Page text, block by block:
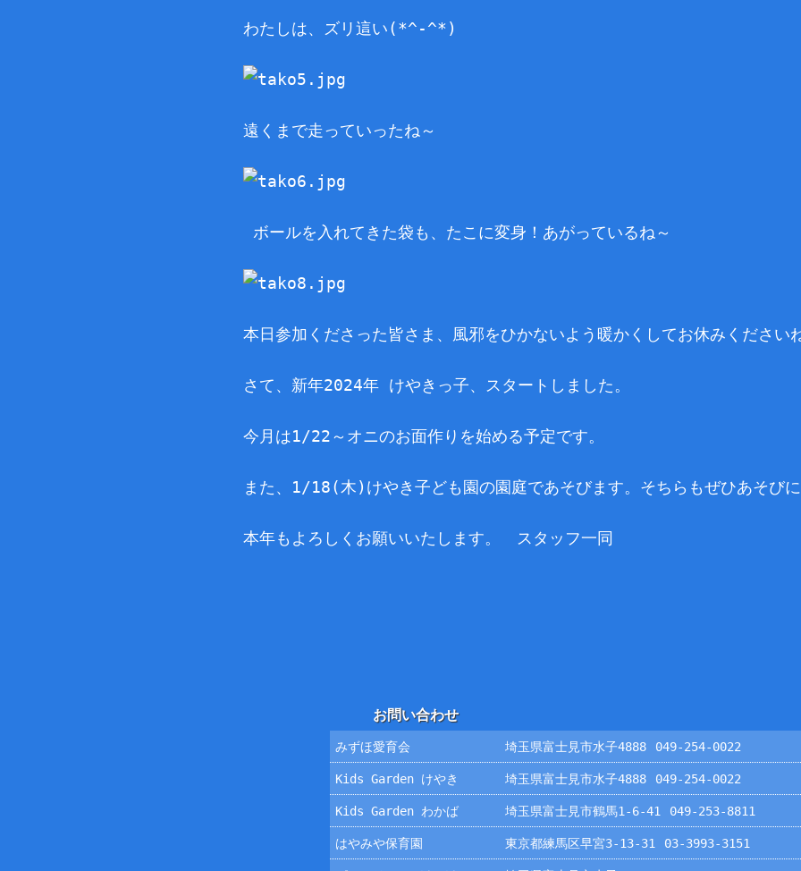
わたしは、ズリ這い(*^-^*)
遠くまで走っていったね～
ボールを入れてきた袋も、たこに変身！あがっているね～
本日参加くださった皆さま、風邪をひかないよう暖かくしてお休みくださいね
さて、新年2024年 けやきっ子、スタートしました。
今月は1/22～オニのお面作りを始める予定です。
また、1/18(木)けやき子ども園の園庭であそびます。そちらもぜひあそびに
本年もよろしくお願いいたします。 スタッフ一同
お問い合わせ
みずほ愛育会 埼玉県富士見市水子4888 049-254-0022
Kids Garden けやき 埼玉県富士見市水子4888 049-254-0022
Kids Garden わかば 埼玉県富士見市鶴馬1-6-41 049-253-8811
はやみや保育園 東京都練馬区早宮3-13-31 03-3993-3151